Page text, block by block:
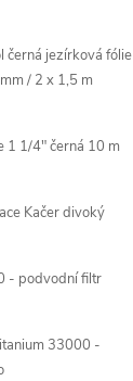
černá jezírková fólie
/ 2 x 1,5 m
1 1/4" černá 10 m
Kačer divoký
- podvodní filtr
33000 -